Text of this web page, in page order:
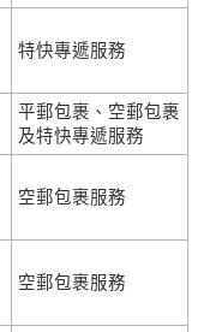
特快專遞服務
平郵包裹、空郵包裹
及特快專遞服務
空郵包裹服務
空郵包裹服務